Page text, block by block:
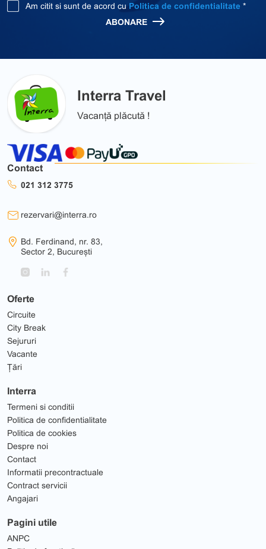
Am citit si sunt de acord cu Politica de confidentialitate *
ABONARE
Interra Travel
Vacanță plăcută !
Oferte
Circuite
City Break
Sejururi
Vacante
Țări
Interra
Termeni si conditii
Politica de confidentialitate
Politica de cookies
Despre noi
Contact
Informatii precontractuale
Contract servicii
Angajari
Pagini utile
ANPC
Contact
021 312 3775
rezervari@interra.ro
Bd. Ferdinand, nr. 83,
Sector 2, București